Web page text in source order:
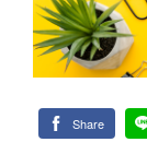
Share